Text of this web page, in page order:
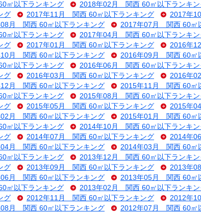
㎡以下ランキング 2018年02月 関西 60㎡以下ランキン
グ 2017年11月 関西 60㎡以下ランキング
2017年
月 関西 60㎡以下ランキング 2017年07月 関西 60㎡
㎡以下ランキング 2017年04月 関西 60㎡以下ランキン
グ 2017年01月 関西 60㎡以下ランキング
2016年
月 関西 60㎡以下ランキング 2016年09月 関西 60㎡
㎡以下ランキング 2016年06月 関西 60㎡以下ランキン
グ 2016年03月 関西 60㎡以下ランキング
2016年
月 関西 60㎡以下ランキング 2015年11月 関西 60㎡
㎡以下ランキング 2015年08月 関西 60㎡以下ランキン
グ 2015年05月 関西 60㎡以下ランキング
2015年
月 関西 60㎡以下ランキング 2015年01月 関西 60㎡
㎡以下ランキング 2014年10月 関西 60㎡以下ランキン
グ 2014年07月 関西 60㎡以下ランキング
2014年
月 関西 60㎡以下ランキング 2014年03月 関西 60㎡
㎡以下ランキング 2013年12月 関西 60㎡以下ランキン
グ 2013年09月 関西 60㎡以下ランキング
2013年
月 関西 60㎡以下ランキング 2013年05月 関西 60㎡
㎡以下ランキング 2013年02月 関西 60㎡以下ランキン
グ 2012年11月 関西 60㎡以下ランキング
2012年
月 関西 60㎡以下ランキング 2012年07月 関西 60㎡